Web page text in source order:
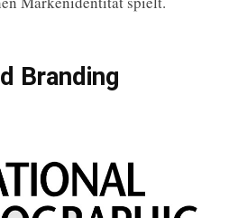
Branding